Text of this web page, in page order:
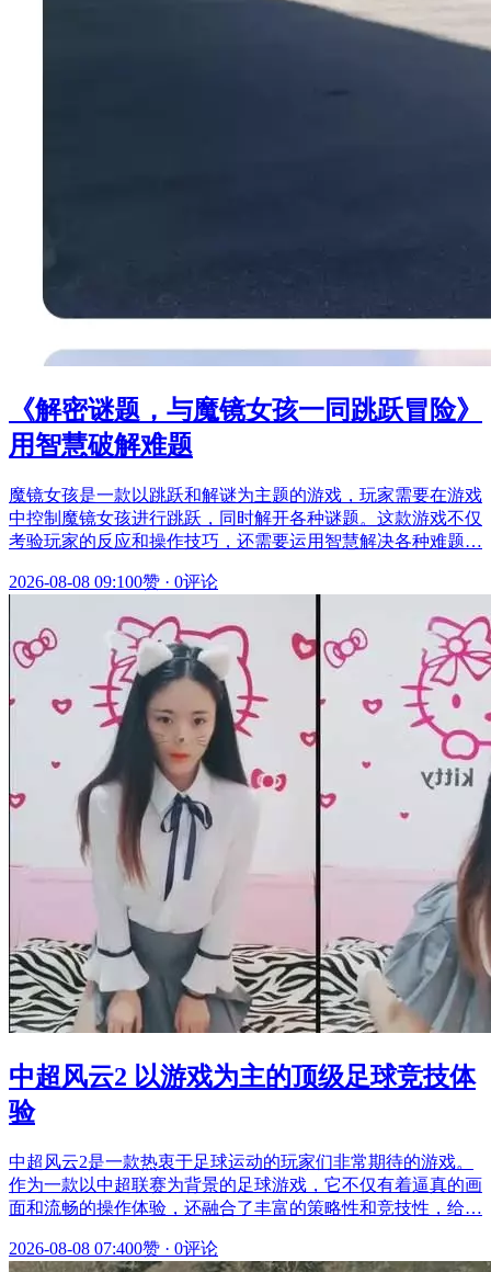
《解密谜题，与魔镜女孩一同跳跃冒险》
用智慧破解难题
魔镜女孩是一款以跳跃和解谜为主题的游戏，玩家需要在游戏
中控制魔镜女孩进行跳跃，同时解开各种谜题。这款游戏不仅
考验玩家的反应和操作技巧，还需要运用智慧解决各种难题…
2026-08-08 09:100赞 · 0评论
中超风云2 以游戏为主的顶级足球竞技体
验
中超风云2是一款热衷于足球运动的玩家们非常期待的游戏。
作为一款以中超联赛为背景的足球游戏，它不仅有着逼真的画
面和流畅的操作体验，还融合了丰富的策略性和竞技性，给…
2026-08-08 07:400赞 · 0评论